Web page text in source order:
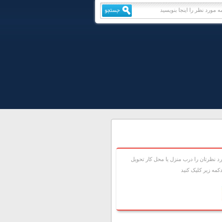
نظرتان را درب منزل يا محل کار تحويل
زير کليک کنيد